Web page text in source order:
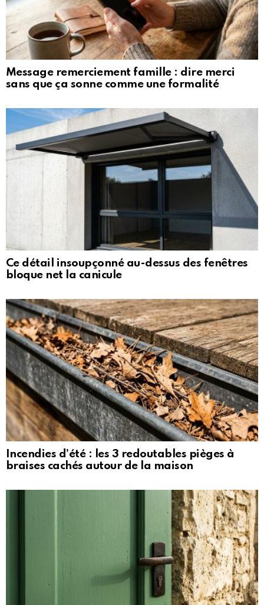
Message remerciement famille : dire merci
sans que ça sonne comme une formalité
Ce détail insoupçonné au-dessus des fenêtres
bloque net la canicule
Incendies d’été : les 3 redoutables pièges à
braises cachés autour de la maison